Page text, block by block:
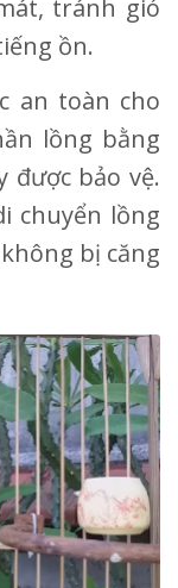
tránh gió
ồn.
an toàn cho
lồng bằng
được bảo vệ.
chuyển lồng
bị căng